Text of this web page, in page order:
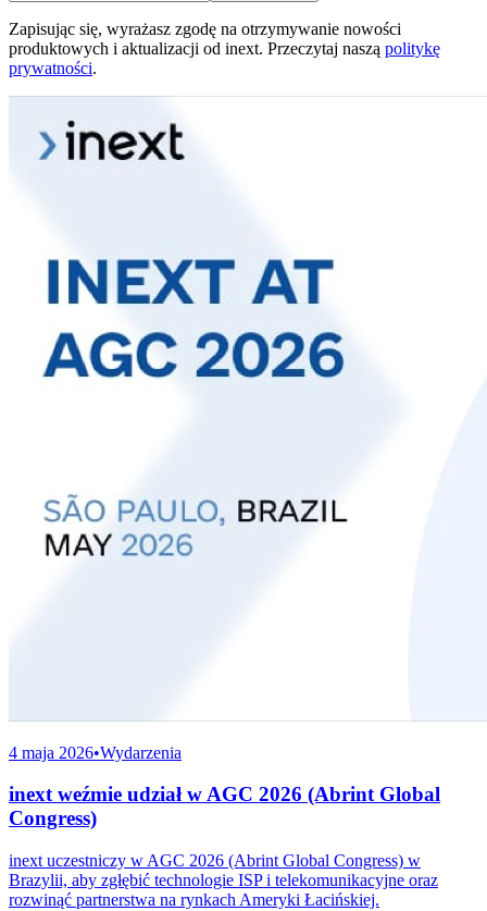
Zapisując się, wyrażasz zgodę na otrzymywanie nowości
produktowych i aktualizacji od inext. Przeczytaj naszą politykę
prywatności.
4 maja 2026•Wydarzenia
inext weźmie udział w AGC 2026 (Abrint Global
Congress)
inext uczestniczy w AGC 2026 (Abrint Global Congress) w
Brazylii, aby zgłębić technologie ISP i telekomunikacyjne oraz
rozwinąć partnerstwa na rynkach Ameryki Łacińskiej.